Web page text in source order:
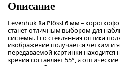
Описание
Levenhuk Ra Plössl 6 мм –
станет отличным выбором для
системы. Его стеклянная оптика
изображение получается четким и
передаваемой картинки находится
зрения составляет 55°, а